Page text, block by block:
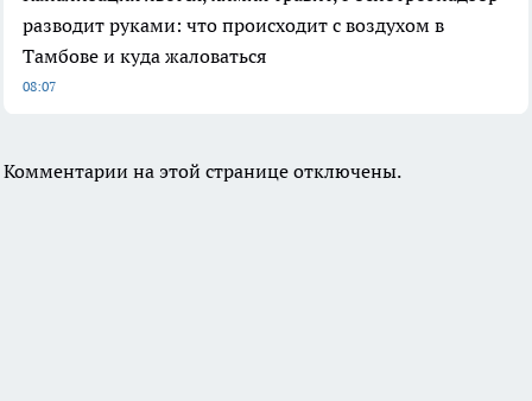
разводит руками: что происходит с воздухом в
Тамбове и куда жаловаться
08:07
Комментарии на этой странице отключены.